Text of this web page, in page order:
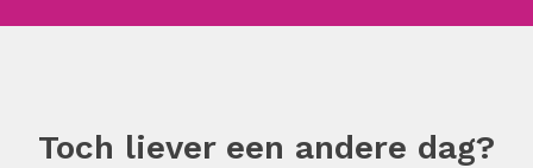
Toch liever een andere dag?